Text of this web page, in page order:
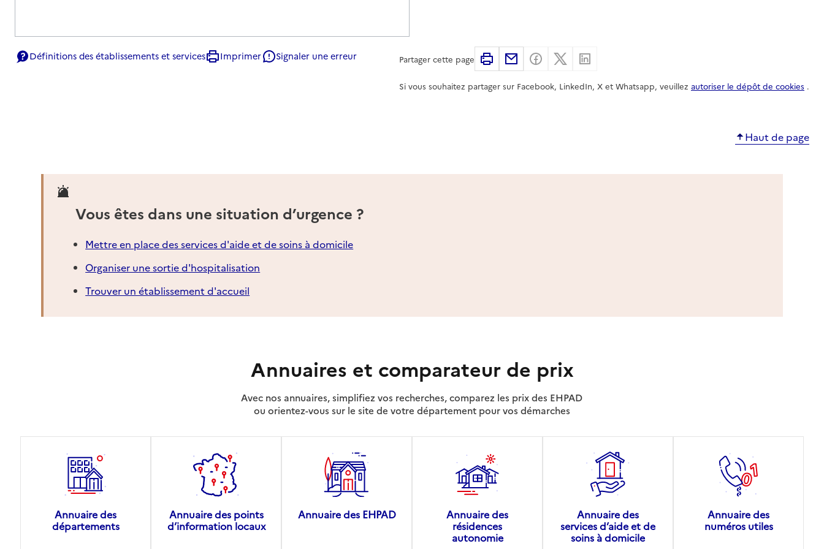
Définitions des établissements et services Imprimer Signaler une erreur Partager cette page ImprimerPartager par email
Partager sur Facebook
Partager sur X
Si vous souhaitez partager sur Facebook, LinkedIn, X et Whatsapp, veuillez autoriser le dépôt de cookies .
Haut de page
Vous êtes dans une situation d’urgence ?
Mettre en place des services d'aide et de soins à domicile
Organiser une sortie d'hospitalisation
Trouver un établissement d'accueil
Annuaires et comparateur de prix
Avec nos annuaires, simplifiez vos recherches, comparez les prix des EHPAD
ou orientez-vous sur le site de votre département pour vos démarches
Annuaire des
départements
Annuaire des points
d’information locaux
Annuaire des EHPAD
Annuaire des
résidences
autonomie
Annuaire des
services d’aide et de
soins à domicile
Annuaire des
numéros utiles